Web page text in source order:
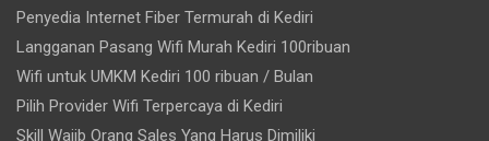
Penyedia Internet Fiber Termurah di Kediri
Langganan Pasang Wifi Murah Kediri 100ribuan
Wifi untuk UMKM Kediri 100 ribuan / Bulan
Pilih Provider Wifi Terpercaya di Kediri
Skill Wajib Orang Sales Yang Harus Dimiliki